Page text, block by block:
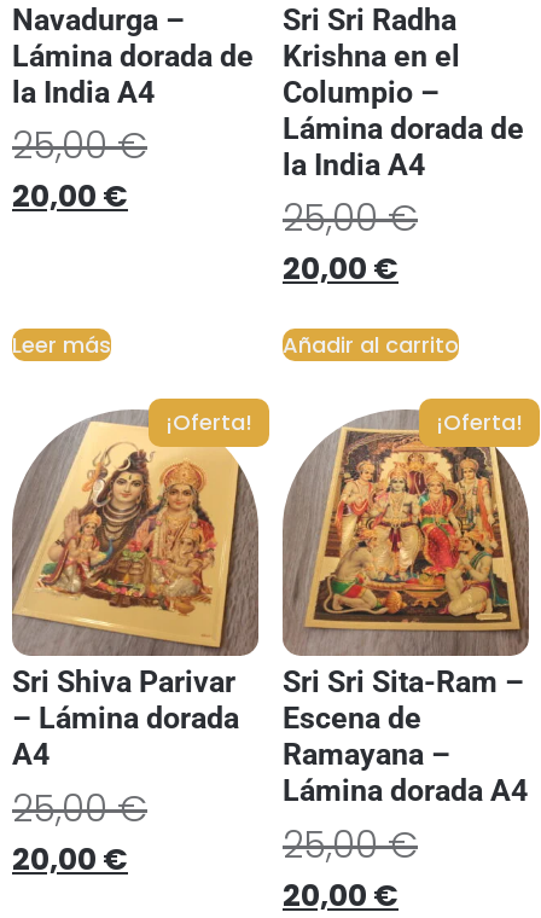
Navadurga –
Lámina dorada de
la India A4
25,00€
20,00 €
Leer más
Sri Sri Radha
Krishna en el
Columpio –
Lámina dorada de
la India A4
25,00€
20,00 €
Añadir al carrito
¡Oferta!
Sri Shiva Parivar
– Lámina dorada
A4
25,00€
20,00 €
¡Oferta!
Sri Sri Sita-Ram –
Escena de
Ramayana –
Lámina dorada A4
25,00€
20,00 €